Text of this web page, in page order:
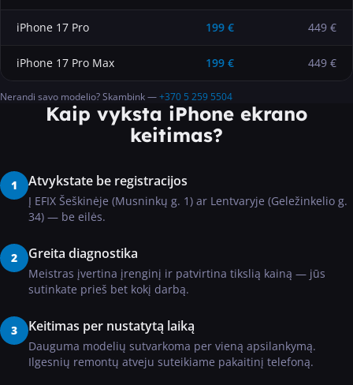
iPhone 17 Pro 199 € 449 €
iPhone 17 Pro Max 199 € 449 €
Nerandi savo modelio? Skambink —+370 5 259 5504
Kaip vyksta iPhone ekrano
keitimas?
1 Atvykstate be registracijos
Į EFIX Šeškinėje (Musninkų g. 1) ar Lentvaryje (Geležinkelio g.
34) — be eilės.
2 Greita diagnostika
Meistras įvertina įrenginį ir patvirtina tikslią kainą — jūs
sutinkate prieš bet kokį darbą.
3 Keitimas per nustatytą laiką
Dauguma modelių sutvarkoma per vieną apsilankymą.
Ilgesnių remontų atveju suteikiame pakaitinį telefoną.